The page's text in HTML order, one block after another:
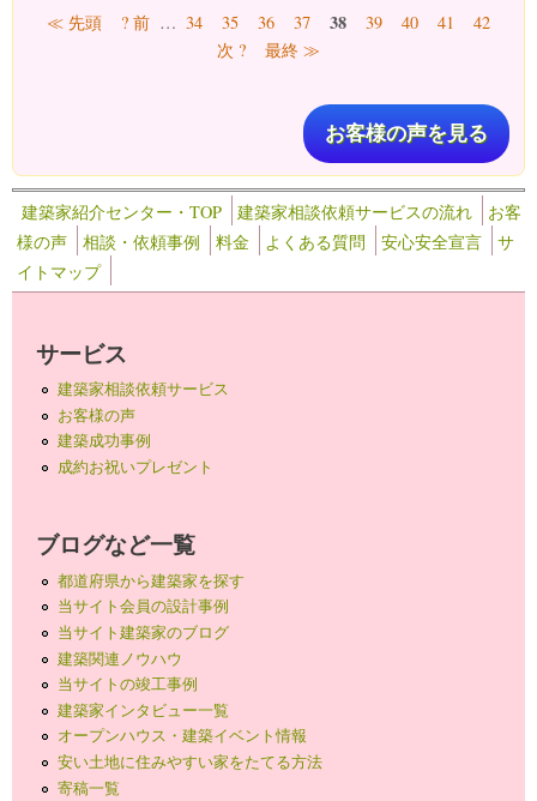
ページ
≪ 先頭 ? 前 … 34 35 36 37 38 39 40 41
42
次 ?
最終 ≫
お客様の声を見る
建築家紹介センター・TOP 建築家相談依頼サービスの流れ
お客
様の声
相談・依頼事例 料金 よくある質問 安心安全宣言
サ
イトマップ
サービス
建築家相談依頼サービス
お客様の声
建築成功事例
成約お祝いプレゼント
ブログなど一覧
都道府県から建築家を探す
当サイト会員の設計事例
当サイト建築家のブログ
建築関連ノウハウ
当サイトの竣工事例
建築家インタビュー一覧
オープンハウス・建築イベント情報
安い土地に住みやすい家をたてる方法
寄稿一覧